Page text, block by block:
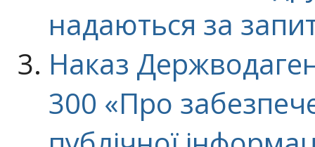
надаються за
Наказ
300 «Про